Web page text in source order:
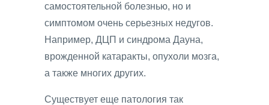
самостоятельной болезнью, но и
симптомом очень серьезных недугов.
Например, ДЦП и синдрома Дауна,
врожденной катаракты, опухоли мозга,
а также многих других.
Существует еще патология так